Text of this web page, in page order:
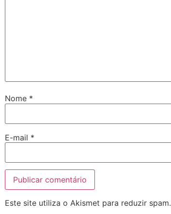
Nome *
E-mail *
Este site utiliza o Akismet para reduzir spam.